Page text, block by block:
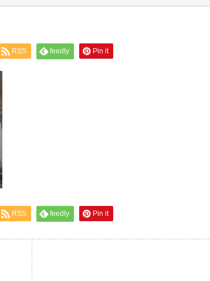
RSS feedly Pin it
RSS feedly Pin it